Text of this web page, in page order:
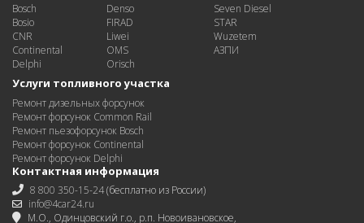
Bosch
Bosio
CNR
Continental
Delphi
Denso
FIRAD
Liwei
OMS
Orisch
Seven Diesel
STAR
Wuzetem
АЗПИ
Услуги топливного участка
Ремонт дизельных форсунок
Ремонт форсунок Common Rail
Ремонт пьезофорсунок Bosch
Ремонт форсунок Continental
Ремонт форсунок Delphi
Контактная информация
8 800 350-15-24(бесплатно из России)
info@4car24.ru
М.О., Одинцовский г.о., р.п. Новоивановское,